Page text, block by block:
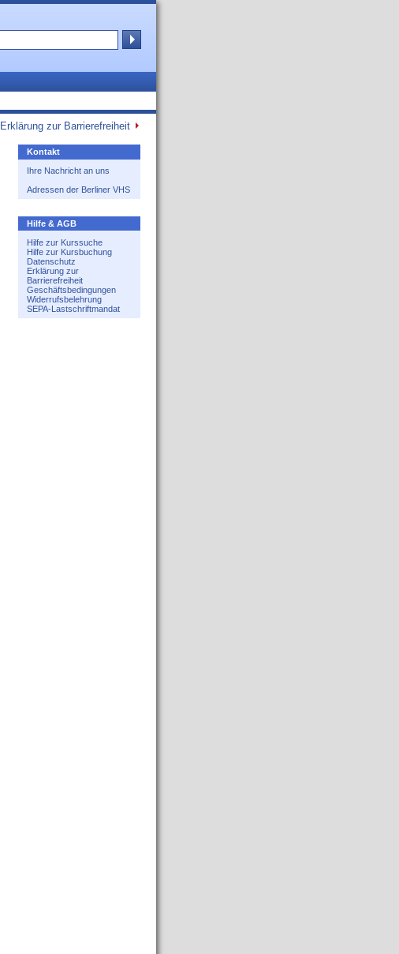
Erklärung zur Barrierefreiheit
Kontakt
Ihre Nachricht an uns
Adressen der Berliner VHS
Hilfe & AGB
Hilfe zur Kurssuche
Hilfe zur Kursbuchung
Datenschutz
Erklärung zur
Barrierefreiheit
Geschäftsbedingungen
Widerrufsbelehrung
SEPA-Lastschriftmandat